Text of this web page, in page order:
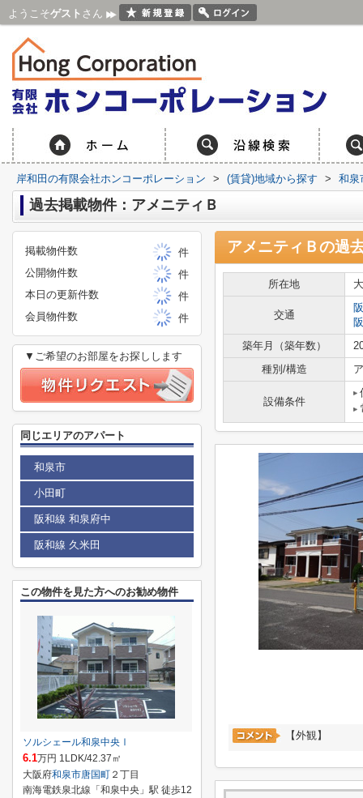
ようこそゲスト さん
岸和田の有限会社ホンコーポレーション > (賃貸)地域から探す > 和泉
過去掲載物件：アメニティＢ
アメニティＢの過
所在地
交通
築年月（築年数）
種別/構造
設備条件
【外観】
掲載物件数
件
公開物件数
件
本日の更新件数
件
会員物件数
件
▼ご希望のお部屋をお探しします
同じエリアのアパート
和泉市
小田町
阪和線 和泉府中
阪和線 久米田
この物件を見た方へのお勧め物件
ソルシェール和泉中央Ⅰ
6.1万円 1LDK/42.37㎡
大阪府和泉市唐国町 ２丁目
南海電鉄泉北線「和泉中央」駅 徒歩12